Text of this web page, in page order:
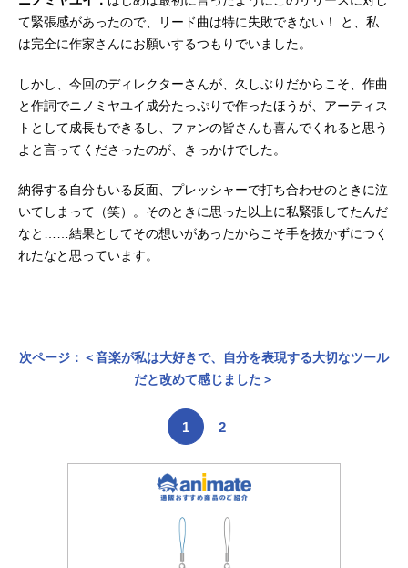
て緊張感があったので、リード曲は特に失敗できない！ と、私
は完全に作家さんにお願いするつもりでいました。
しかし、今回のディレクターさんが、久しぶりだからこそ、作曲
と作詞でニノミヤユイ成分たっぷりで作ったほうが、アーティス
トとして成長もできるし、ファンの皆さんも喜んでくれると思う
よと言ってくださったのが、きっかけでした。
納得する自分もいる反面、プレッシャーで打ち合わせのときに泣
いてしまって（笑）。そのときに思った以上に私緊張してたんだ
なと……結果としてその想いがあったからこそ手を抜かずにつく
れたなと思っています。
次ページ：＜音楽が私は大好きで、自分を表現する大切なツール
だと改めて感じました＞
1 2